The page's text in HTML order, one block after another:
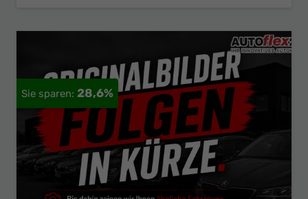
28,6%